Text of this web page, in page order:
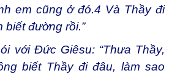
em cũng ở đó.4 Và Thầy đi
biết đường rồi.”
với Đức Giêsu: “Thưa Thầy,
biết Thầy đi đâu, làm sao